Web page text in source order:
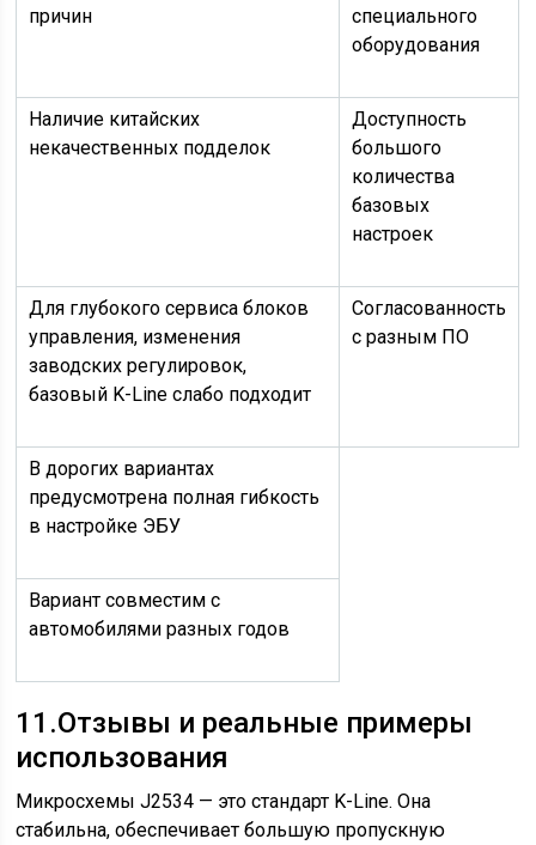
причин
специального
оборудования
Наличие китайских
некачественных подделок
Доступность
большого
количества
базовых
настроек
Для глубокого сервиса блоков
управления, изменения
заводских регулировок,
базовый K-Line слабо подходит
Согласованность
с разным ПО
В дорогих вариантах
предусмотрена полная гибкость
в настройке ЭБУ
Вариант совместим с
автомобилями разных годов
11.Отзывы и реальные примеры
использования
Микросхемы J2534 — это стандарт K-Line. Она
стабильна, обеспечивает большую пропускную